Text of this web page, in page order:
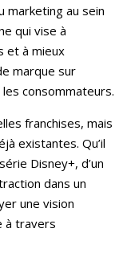
marketing au sein
qui vise à
et à mieux
marque sur
consommateurs.
franchises, mais
existantes. Qu’il
Disney+, d’un
dans un
une vision
à travers